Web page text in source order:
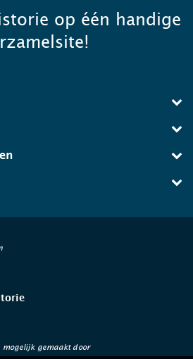
op één handige
mogelijk gemaakt door